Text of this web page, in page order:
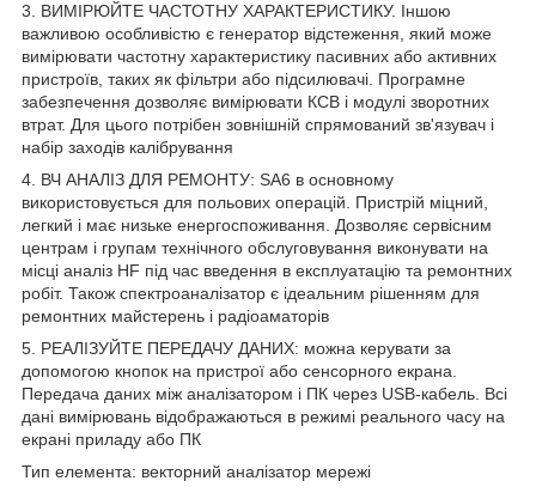
3. ВИМІРЮЙТЕ ЧАСТОТНУ ХАРАКТЕРИСТИКУ. Іншою
важливою особливістю є генератор відстеження, який може
вимірювати частотну характеристику пасивних або активних
пристроїв, таких як фільтри або підсилювачі. Програмне
забезпечення дозволяє вимірювати КСВ і модулі зворотних
втрат. Для цього потрібен зовнішній спрямований зв'язувач і
набір заходів калібрування
4. ВЧ АНАЛІЗ ДЛЯ РЕМОНТУ: SA6 в основному
використовується для польових операцій. Пристрій міцний,
легкий і має низьке енергоспоживання. Дозволяє сервісним
центрам і групам технічного обслуговування виконувати на
місці аналіз HF під час введення в експлуатацію та ремонтних
робіт. Також спектроаналізатор є ідеальним рішенням для
ремонтних майстерень і радіоаматорів
5. РЕАЛІЗУЙТЕ ПЕРЕДАЧУ ДАНИХ: можна керувати за
допомогою кнопок на пристрої або сенсорного екрана.
Передача даних між аналізатором і ПК через USB-кабель. Всі
дані вимірювань відображаються в режимі реального часу на
екрані приладу або ПК
Тип елемента: векторний аналізатор мережі